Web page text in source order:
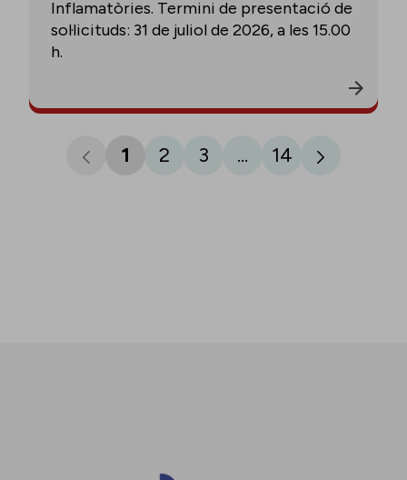
Inflamatòries. Termini de presentació de
sol·licituds: 31 de juliol de 2026, a les 15.00
h.
1 2 3 ... 14